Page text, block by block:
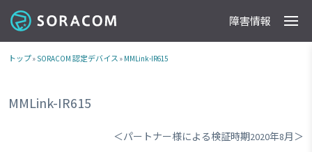
製品
事例
料金
ドキュメント
導入支援
IoTストア
最新情報 障害情報
トップ» SORACOM 認定デバイス » MMLink-IR615
MMLink-IR615
＜パートナー様による検証時期2020年8月＞